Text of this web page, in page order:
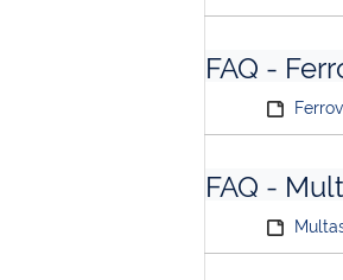
FAQ -
FAQ -